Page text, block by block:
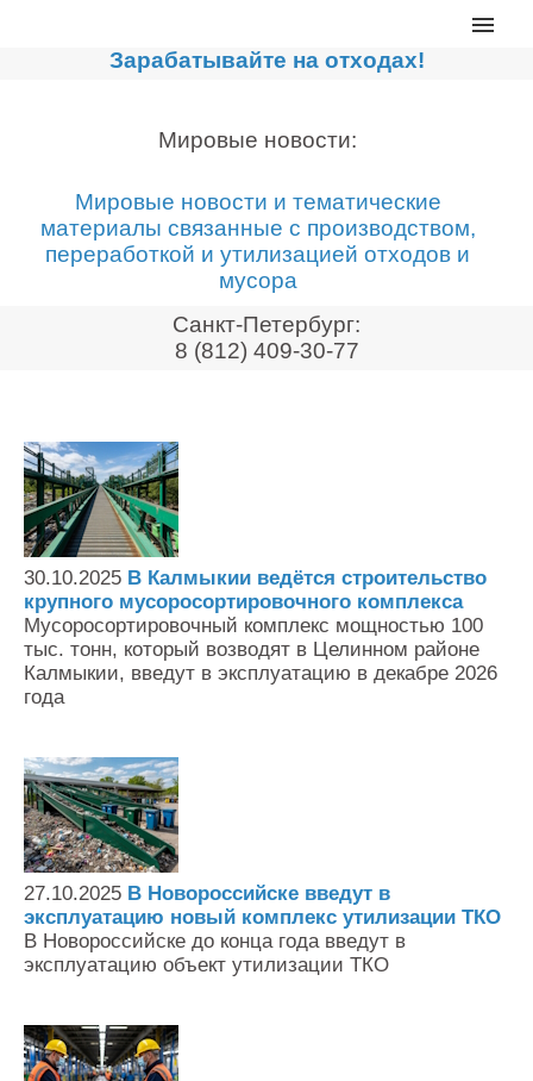
Главная
Сортировочные линии
Дробильное оборудование
Компакторы, контейнеры
Реализованные проекты
Видео
Мировые новости
О нас
Контакты
Оставить заявку
Зарабатывайте на отходах!
Мировые новости:
Мировые новости и тематические
материалы связанные с производством,
переработкой и утилизацией отходов и
мусора
Санкт-Петербург:
8 (812) 409-30-77
30.10.2025 В Калмыкии ведётся строительство
крупного мусоросортировочного комплекса
Мусоросортировочный комплекс мощностью 100
тыс. тонн, который возводят в Целинном районе
Калмыкии, введут в эксплуатацию в декабре 2026
года
27.10.2025 В Новороссийске введут в
эксплуатацию новый комплекс утилизации ТКО
В Новороссийске до конца года введут в
эксплуатацию объект утилизации ТКО